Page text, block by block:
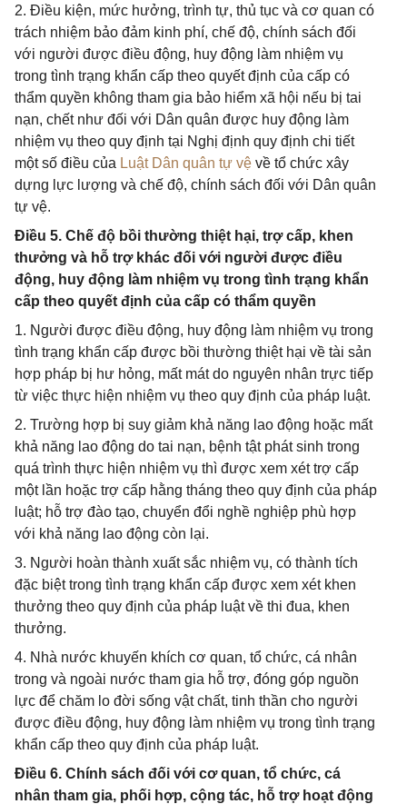
2. Điều kiện, mức hưởng, trình tự, thủ tục và cơ quan có
trách nhiệm bảo đảm kinh phí, chế độ, chính sách đối
với người được điều động, huy động làm nhiệm vụ
trong tình trạng khẩn cấp theo quyết định của cấp có
thẩm quyền không tham gia bảo hiểm xã hội nếu bị tai
nạn, chết như đối với Dân quân được huy động làm
nhiệm vụ theo quy định tại Nghị định quy định chi tiết
một số điều của Luật Dân quân tự vệ về tổ chức xây
dựng lực lượng và chế độ, chính sách đối với Dân quân
tự vệ.
Điều 5. Chế độ bồi thường thiệt hại, trợ cấp, khen
thưởng và hỗ trợ khác đối với người được điều
động, huy động làm nhiệm vụ trong tình trạng khẩn
cấp theo quyết định của cấp có thẩm quyền
1. Người được điều động, huy động làm nhiệm vụ trong
tình trạng khẩn cấp được bồi thường thiệt hại về tài sản
hợp pháp bị hư hỏng, mất mát do nguyên nhân trực tiếp
từ việc thực hiện nhiệm vụ theo quy định của pháp luật.
2. Trường hợp bị suy giảm khả năng lao động hoặc mất
khả năng lao động do tai nạn, bệnh tật phát sinh trong
quá trình thực hiện nhiệm vụ thì được xem xét trợ cấp
một lần hoặc trợ cấp hằng tháng theo quy định của pháp
luật; hỗ trợ đào tạo, chuyển đổi nghề nghiệp phù hợp
với khả năng lao động còn lại.
3. Người hoàn thành xuất sắc nhiệm vụ, có thành tích
đặc biệt trong tình trạng khẩn cấp được xem xét khen
thưởng theo quy định của pháp luật về thi đua, khen
thưởng.
4. Nhà nước khuyến khích cơ quan, tổ chức, cá nhân
trong và ngoài nước tham gia hỗ trợ, đóng góp nguồn
lực để chăm lo đời sống vật chất, tinh thần cho người
được điều động, huy động làm nhiệm vụ trong tình trạng
khẩn cấp theo quy định của pháp luật.
Điều 6. Chính sách đối với cơ quan, tổ chức, cá
nhân tham gia, phối hợp, cộng tác, hỗ trợ hoạt động